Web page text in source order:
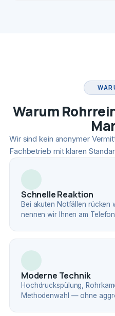
Warum
Wir sind kein anonymer
Fachbetrieb mit klaren
Schnelle Reaktion
Bei akuten Notfällen
nennen wir Ihnen am
Moderne Technik
Hochdruckspülung,
Methodenwahl — ohne